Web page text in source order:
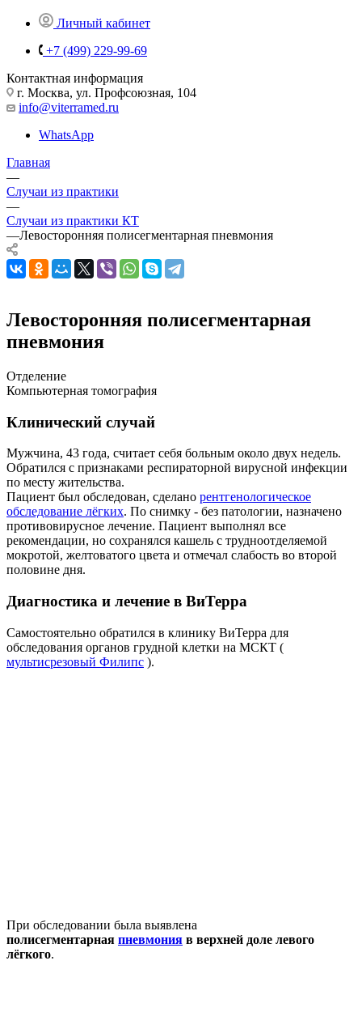
Личный кабинет
+7 (499) 229-99-69
Контактная информация
г. Москва, ул. Профсоюзная, 104
info@viterramed.ru
WhatsApp
Главная
—
Случаи из практики
—
Случаи из практики КТ
—Левосторонняя полисегментарная пневмония
Левосторонняя полисегментарная
пневмония
Отделение
Компьютерная томография
Клинический случай
Мужчина, 43 года, считает себя больным около двух недель.
Обратился с признаками респираторной вирусной инфекции
по месту жительства.
Пациент был обследован, сделано рентгенологическое
обследование лёгких. По снимку - без патологии, назначено
противовирусное лечение. Пациент выполнял все
рекомендации, но сохранялся кашель с трудноотделяемой
мокротой, желтоватого цвета и отмечал слабость во второй
половине дня.
Диагностика и лечение в ВиТерра
Самостоятельно обратился в клинику ВиТерра для
обследования органов грудной клетки на МСКТ (
мультисрезовый Филипс ).
При обследовании была выявлена
полисегментарная пневмония в верхней доле левого
лёгкого.